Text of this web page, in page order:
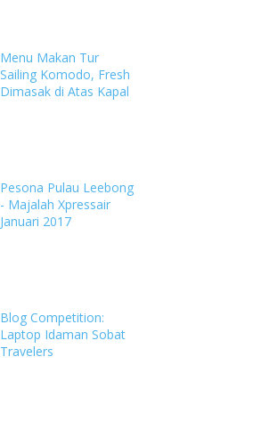
Menu Makan Tur
Sailing Komodo, Fresh
Dimasak di Atas Kapal
Pesona Pulau Leebong
- Majalah Xpressair
Januari 2017
Blog Competition:
Laptop Idaman Sobat
Travelers